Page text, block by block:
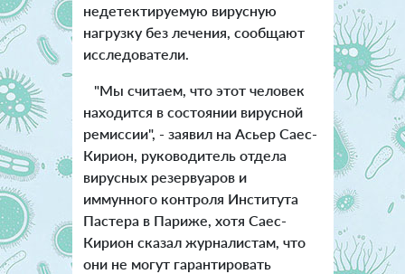
недетектируемую вирусную
нагрузку без лечения, сообщают
исследователи.
"Мы считаем, что этот человек
находится в состоянии вирусной
ремиссии", - заявил на Асьер Саес-
Кирион, руководитель отдела
вирусных резервуаров и
иммунного контроля Института
Пастера в Париже, хотя Саес-
Кирион сказал журналистам, что
они не могут гарантировать